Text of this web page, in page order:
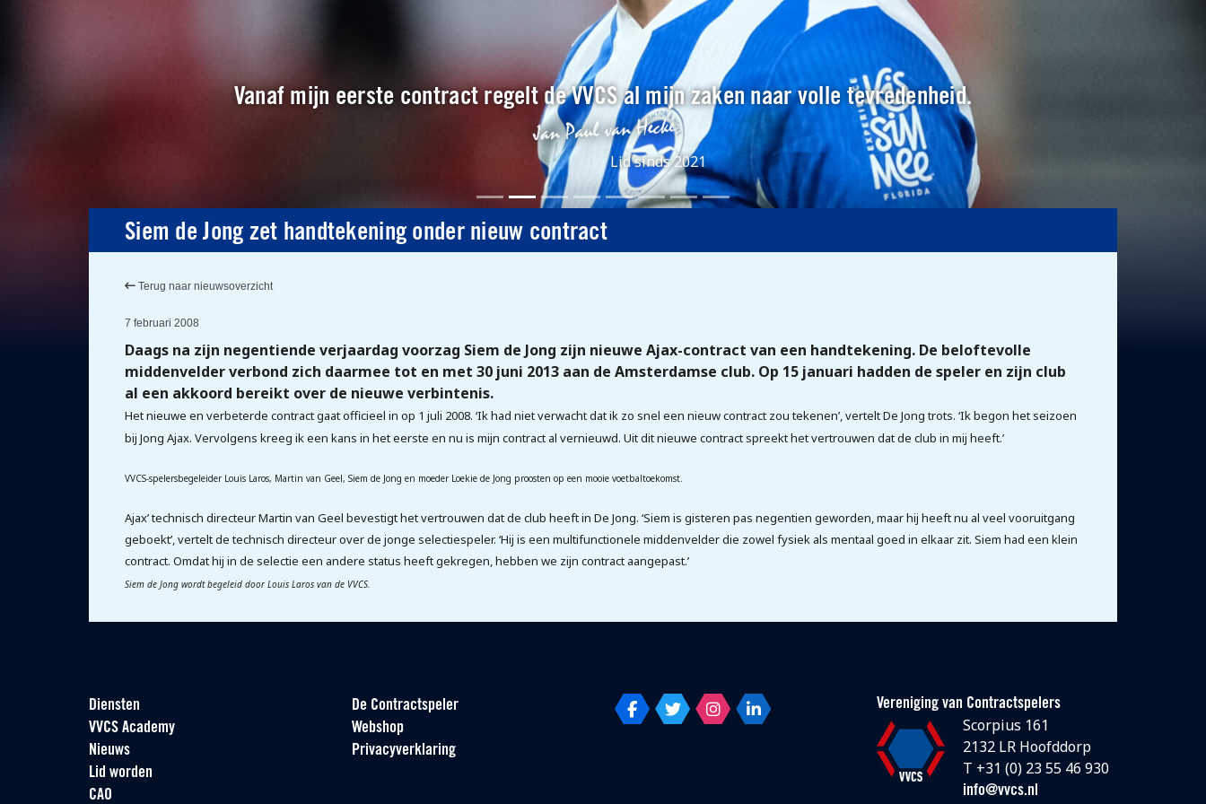
Vanaf mijn eerste contract regelt de VVCS al mijn zaken naar volle tevredenheid.
Lid sinds 2021
Siem de Jong zet handtekening onder nieuw contract
Terug naar nieuwsoverzicht
7 februari 2008
Daags na zijn negentiende verjaardag voorzag Siem de Jong zijn nieuwe Ajax-contract van een handtekening. De beloftevolle
middenvelder verbond zich daarmee tot en met 30 juni 2013 aan de Amsterdamse club. Op 15 januari hadden de speler en zijn club
al een akkoord bereikt over de nieuwe verbintenis.
Het nieuwe en verbeterde contract gaat officieel in op 1 juli 2008. ‘Ik had niet verwacht dat ik zo snel een nieuw contract zou tekenen’, vertelt De Jong trots. ‘Ik begon het seizoen
bij Jong Ajax. Vervolgens kreeg ik een kans in het eerste en nu is mijn contract al vernieuwd. Uit dit nieuwe contract spreekt het vertrouwen dat de club in mij heeft.’
VVCS-spelersbegeleider Louis Laros, Martin van Geel, Siem de Jong en moeder Loekie de Jong proosten op een mooie voetbaltoekomst.
Ajax’ technisch directeur Martin van Geel bevestigt het vertrouwen dat de club heeft in De Jong. ‘Siem is gisteren pas negentien geworden, maar hij heeft nu al veel vooruitgang
geboekt’, vertelt de technisch directeur over de jonge selectiespeler. ‘Hij is een multifunctionele middenvelder die zowel fysiek als mentaal goed in elkaar zit. Siem had een klein
contract. Omdat hij in de selectie een andere status heeft gekregen, hebben we zijn contract aangepast.’
Siem de Jong wordt begeleid door Louis Laros van de VVCS.
Diensten
VVCS Academy
Nieuws
Lid worden
CAO
De Contractspeler
Webshop
Privacyverklaring
Vereniging van Contractspelers
Scorpius 161
2132 LR Hoofddorp
T +31 (0) 23 55 46 930
info@vvcs.nl